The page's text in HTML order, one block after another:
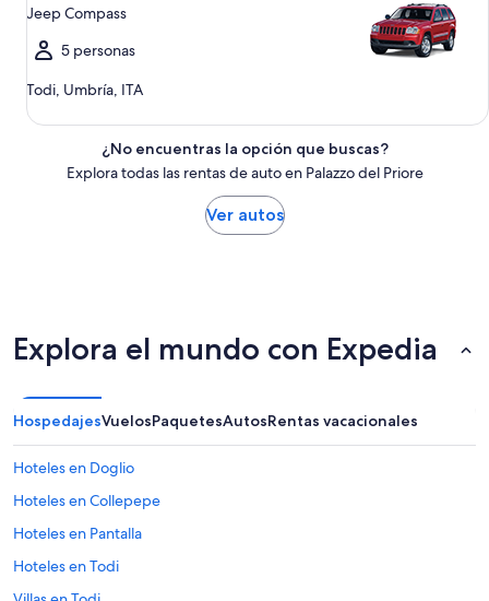
Jeep Compass
5 personas
Todi, Umbría, ITA
¿No encuentras la opción que buscas?
Explora todas las rentas de auto en Palazzo del Priore
Ver autos
Explora el mundo con Expedia
HospedajesVuelosPaquetesAutosRentas vacacionales
Hoteles en Doglio
Hoteles en Collepepe
Hoteles en Pantalla
Hoteles en Todi